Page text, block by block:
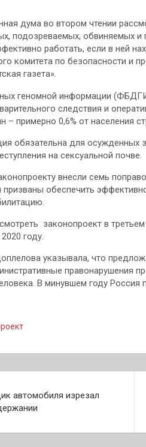
дума во втором чтении
подозреваемых, обвиняемых и
работать, если в ней
комитета по безопасности и
газета».
геномной информации
следствия и
– примерно 0,6% от населения
обязательна для
на сексуальной почве.
внесли семь
призваны обеспечить
законопроект в
году.
указывала, что
правонарушения
В минувшем году Россия
автомобиля изрезал